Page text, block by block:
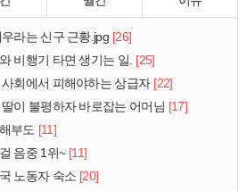
라는 신구 근황.jpg [26]
비행기 타면 생기는 일. [25]
회에서 피해야하는 상급자 [22]
이 불평하자 바로잡는 어머님 [17]
부도 [11]
음중 1위~ [11]
노동자 숙소 [20]